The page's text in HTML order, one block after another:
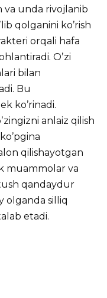
va unda rivojlanib
qolganini koʼrish
orqali hafa
Oʼzi
bilan
Bu
koʼrinadi.
anlaiz qilish
qilishayotgan
muammolar va
qandaydur
olganda silliq
etadi.